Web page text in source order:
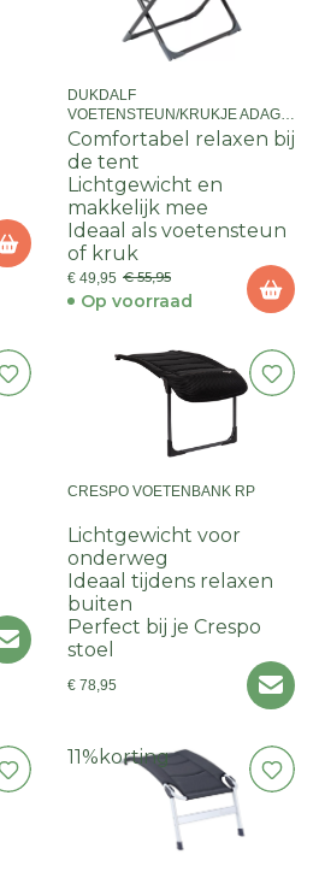
DUKDALF
VOETENSTEUN/KRUKJE ADAGIO
8860 - COGNAC/ZWART
Comfortabel relaxen bij
de tent
Lichtgewicht en
makkelijk mee
Ideaal als voetensteun
of kruk
€ 49,95 € 55,95
Op voorraad
CRESPO VOETENBANK RP
Lichtgewicht voor
onderweg
Ideaal tijdens relaxen
buiten
Perfect bij je Crespo
stoel
€ 78,95
11% korting